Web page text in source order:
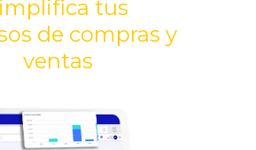
tus
de compras y
ventas